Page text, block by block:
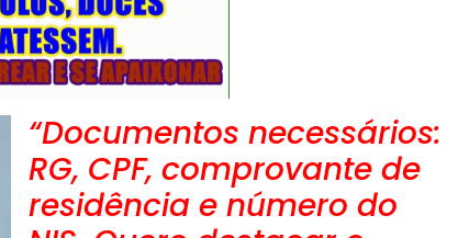
“Documentos necessários:
RG, CPF, comprovante de
residência e número do